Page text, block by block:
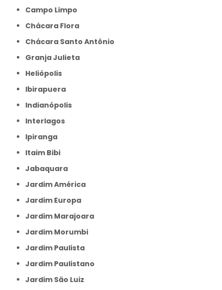
Campo Limpo
Chácara Flora
Chácara Santo Antônio
Granja Julieta
Heliópolis
Ibirapuera
Indianópolis
Interlagos
Ipiranga
Itaim Bibi
Jabaquara
Jardim América
Jardim Europa
Jardim Marajoara
Jardim Morumbi
Jardim Paulista
Jardim Paulistano
Jardim São Luiz